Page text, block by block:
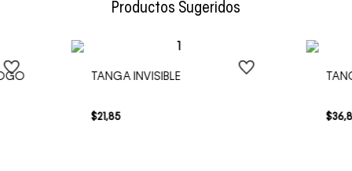
Productos Sugeridos
TANGA INVISIBLE
$21,85 $36,